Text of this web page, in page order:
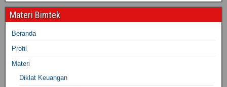
Materi Bimtek
Beranda
Profil
Materi
Diklat Keuangan